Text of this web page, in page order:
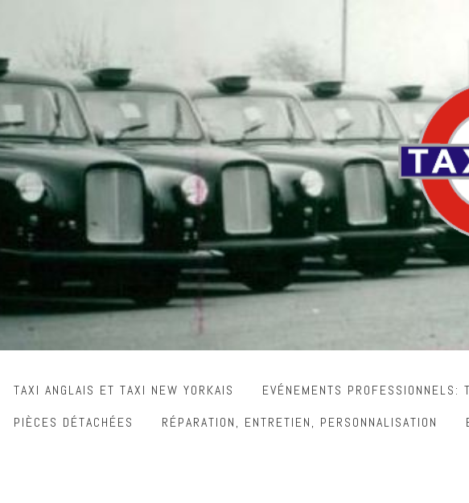
TAXI ANGLAIS ET TAXI NEW YORKAIS EVÉNEMENTS PROFESSIONNELS:
PIÈCES DÉTACHÉES
RÉPARATION, ENTRETIEN, PERSONNALISATION